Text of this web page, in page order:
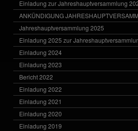
Einladung zur Jahreshauptversammlung
ANKÜNDIGUNG
Jahreshauptversammlung 2025
Einladung 2025 zur
Einladung 2024
Einladung 2023
Bericht 2022
Einladung 2022
Einladung 2021
Einladung 2020
Einladung 2019